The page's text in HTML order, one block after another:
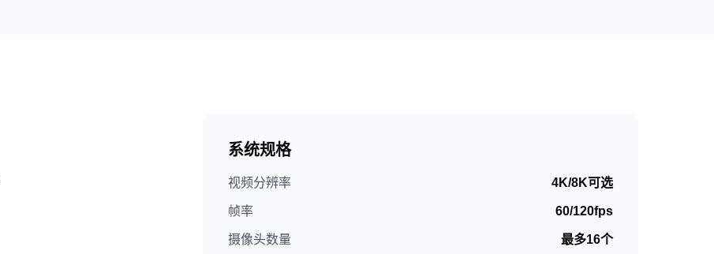
系统规格
视频分辨率 4K/8K可选
帧率 60/120fps
摄像头数量 最多16个